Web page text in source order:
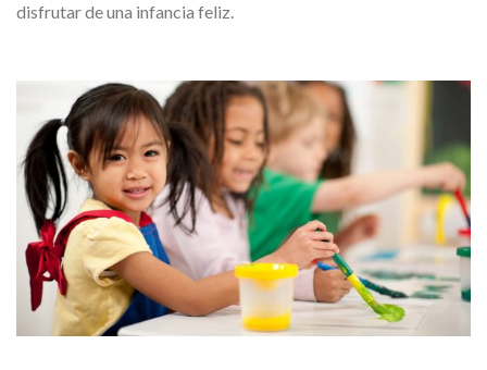
disfrutar de una infancia feliz.